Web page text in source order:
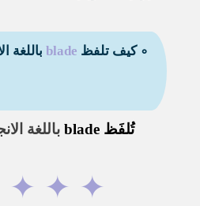
∘ كيف تلفظ blade باللغة
تُلفَظblade باللغة
✦
✦
✦